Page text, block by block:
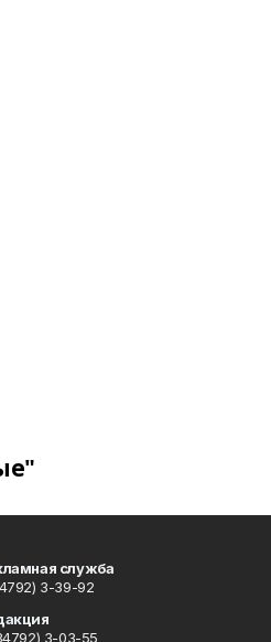
служба
3-39-92
3-03-55